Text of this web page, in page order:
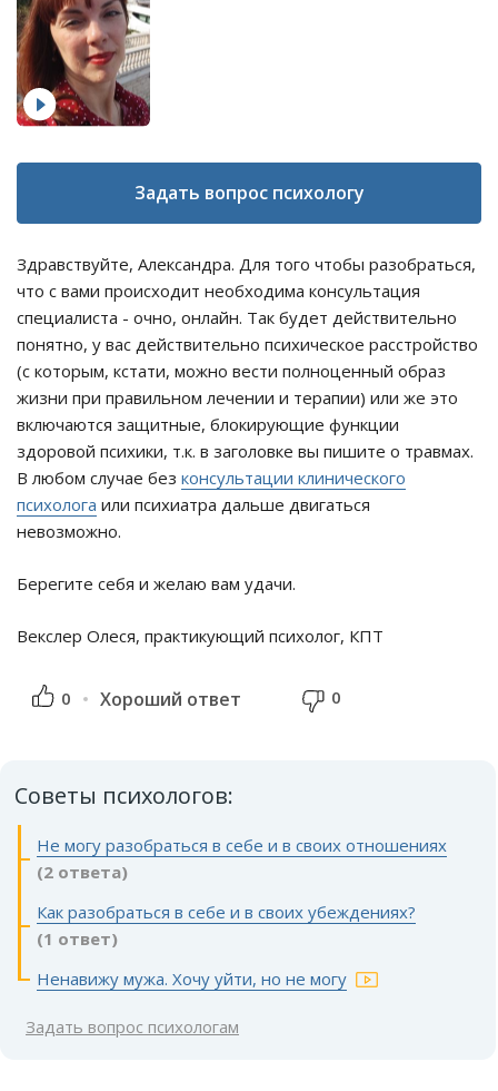
Задать вопрос психологу
Здравствуйте, Александра. Для того чтобы разобраться,
что с вами происходит необходима консультация
специалиста - очно, онлайн. Так будет действительно
понятно, у вас действительно психическое расстройство
(с которым, кстати, можно вести полноценный образ
жизни при правильном лечении и терапии) или же это
включаются защитные, блокирующие функции
здоровой психики, т.к. в заголовке вы пишите о травмах.
В любом случае без консультации клинического
психолога или психиатра дальше двигаться
невозможно.
Берегите себя и желаю вам удачи.
Векслер Олеся, практикующий психолог, КПТ
0 Хороший ответ 0
Советы психологов:
Не могу разобраться в себе и в своих отношениях
(2 ответа)
Как разобраться в себе и в своих убеждениях?
(1 ответ)
Ненавижу мужа. Хочу уйти, но не могу
Задать вопрос психологам